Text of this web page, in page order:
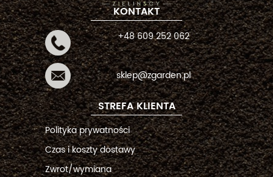
KONTAKT
+48 609 252 062
sklep@zgarden.pl
STREFA KLIENTA
Polityka prywatności
Czas i koszty dostawy
Zwrot/wymiana